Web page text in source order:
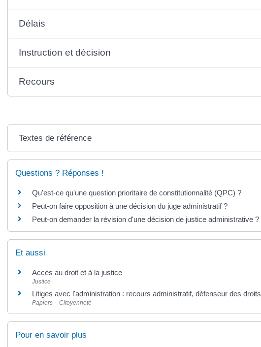
Délais
Instruction et décision
Recours
Textes de référence
Questions ? Réponses !
Qu'est-ce qu'une question prioritaire de constitutionnalité (QPC) ?
Peut-on faire opposition à une décision du juge administratif ?
Peut-on demander la révision d'une décision de justice administrative ?
Et aussi
Accès au droit et à la justice
Justice
Litiges avec l'administration : recours administratif, défenseur des droits
Papiers – Citoyenneté
Pour en savoir plus